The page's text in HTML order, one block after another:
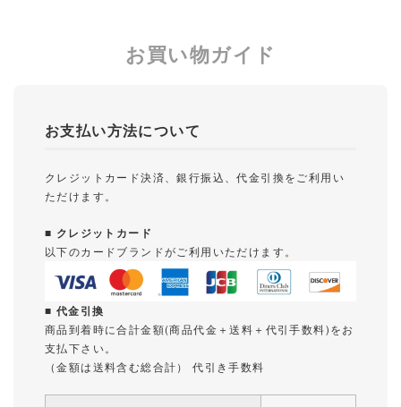
お買い物ガイド
お支払い方法について
クレジットカード決済、銀行振込、代金引換をご利用い
ただけます。
■ クレジットカード
以下のカードブランドがご利用いただけます。
■ 代金引換
商品到着時に合計金額(商品代金＋送料＋代引手数料)をお
支払下さい。
（金額は送料含む総合計） 代引き手数料